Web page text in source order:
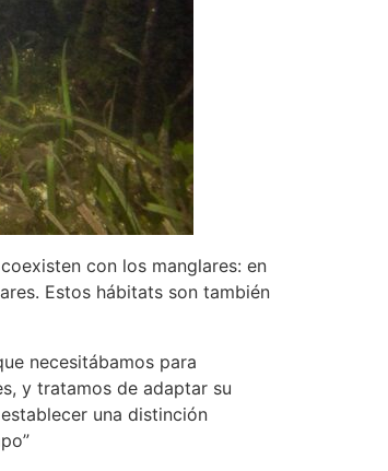
con los manglares: en
Estos hábitats son también
necesitábamos para
y tratamos de adaptar su
una distinción